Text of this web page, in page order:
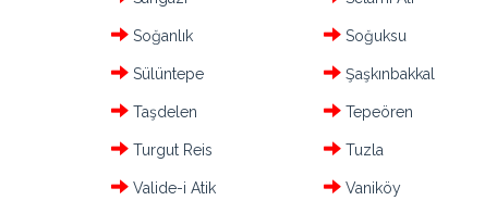
Soğanlık Soğuksu
Sülüntepe Şaşkınbakkal
Taşdelen Tepeören
Turgut Reis Tuzla
Valide-i Atik Vaniköy